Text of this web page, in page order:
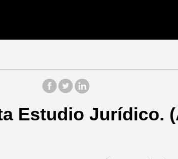
Estudio Jurídico.